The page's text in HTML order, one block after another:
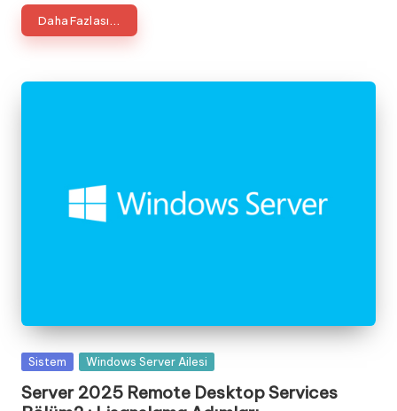
Daha Fazlası...
Posted
Sistem Windows Server Ailesi
Server 2025 Remote Desktop Services